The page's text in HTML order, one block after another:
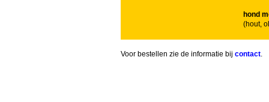
hond
(hout,
Voor bestellen zie de informatie bij contact.